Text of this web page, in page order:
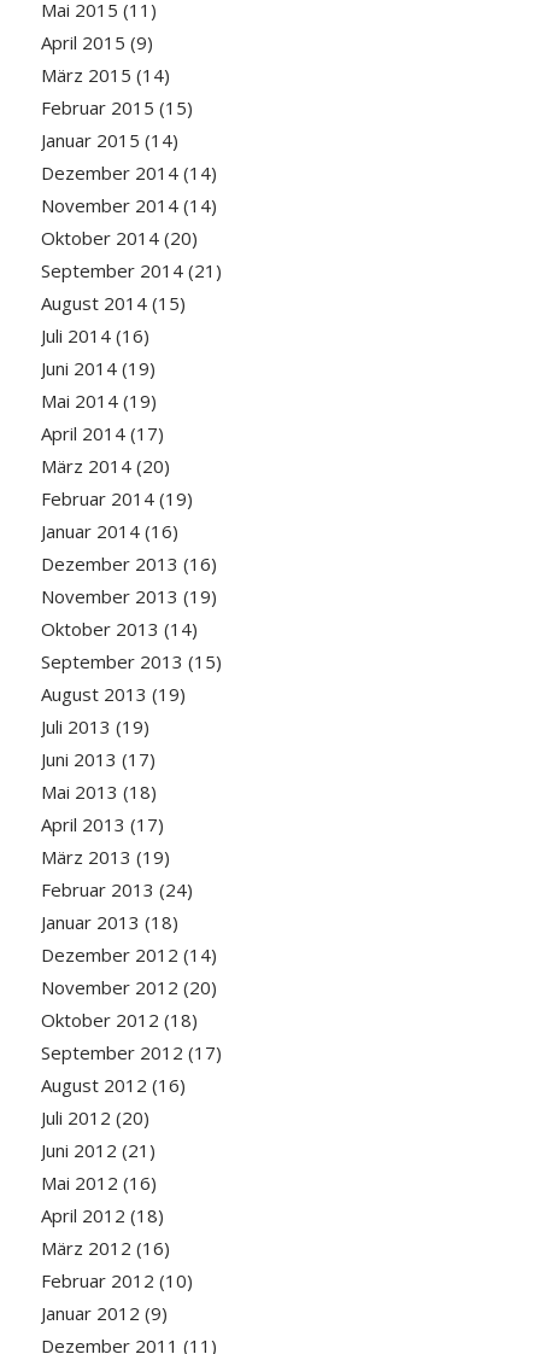
Mai 2015 (11)
April 2015 (9)
März 2015 (14)
Februar 2015 (15)
Januar 2015 (14)
Dezember 2014(14)
November 2014(14)
Oktober 2014(20)
September 2014(21)
August 2014(15)
Juli 2014(16)
Juni 2014(19)
Mai 2014(19)
April 2014(17)
März 2014(20)
Februar 2014(19)
Januar 2014(16)
Dezember 2013 (16)
November 2013 (19)
Oktober 2013 (14)
September 2013 (15)
August 2013 (19)
Juli 2013 (19)
Juni 2013 (17)
Mai 2013 (18)
April 2013 (17)
März 2013 (19)
Februar 2013 (24)
Januar 2013 (18)
Dezember 2012 (14)
November 2012 (20)
Oktober 2012 (18)
September 2012 (17)
August 2012 (16)
Juli 2012 (20)
Juni 2012 (21)
Mai 2012 (16)
April 2012 (18)
März 2012 (16)
Februar 2012 (10)
Januar 2012 (9)
Dezember 2011 (11)